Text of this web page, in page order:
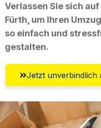
Verlassen Sie sich
Fürth, um Ihren
so einfach und
gestalten.
Jetzt unverbindlich